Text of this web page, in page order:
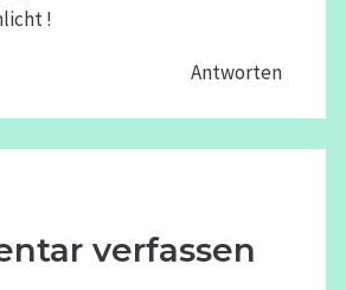
!
Antworten
verfassen